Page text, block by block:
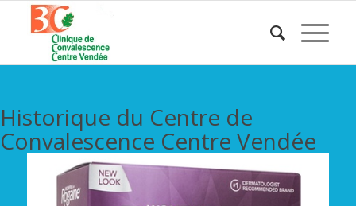
Historique du Centre de
Convalescence Centre Vendée